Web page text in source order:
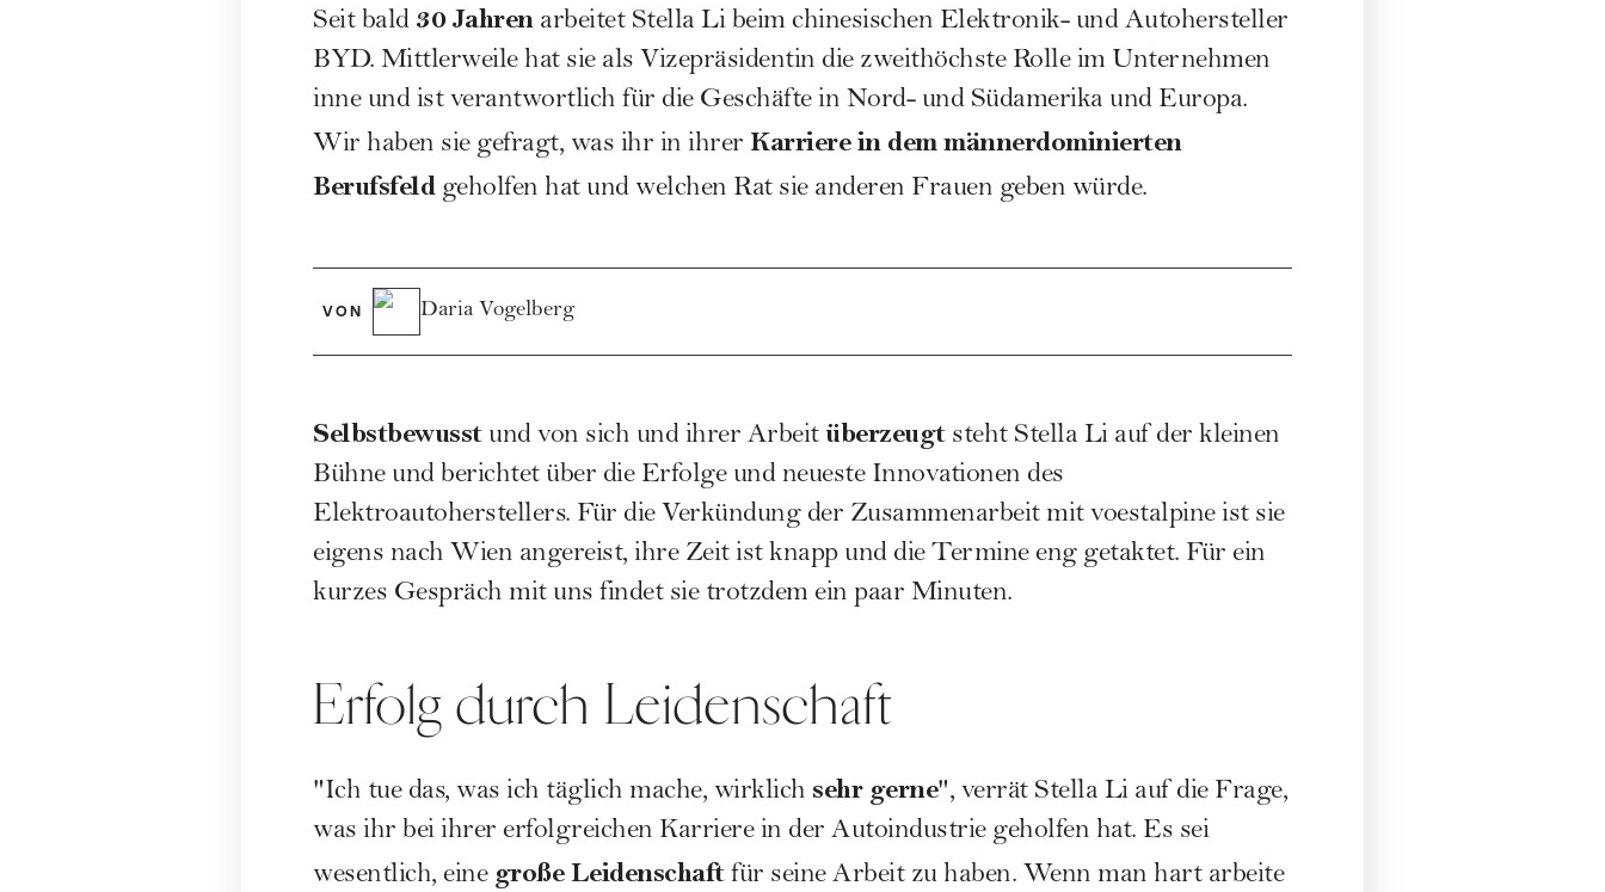
Seit bald 30 Jahrenarbeitet Stella Li beim chinesischen Elektronik- und Autohersteller
BYD. Mittlerweile hat sie als Vizepräsidentin die zweithöchste Rolle im Unternehmen
inne und ist verantwortlich für die Geschäfte in Nord- und Südamerika und Europa.
Wir haben sie gefragt, was ihr in ihrer Karriere in dem männerdominierten
Berufsfeldgeholfen hat und welchen Rat sie anderen Frauen geben würde.
VON Daria Vogelberg
Selbstbewusstund von sich und ihrer Arbeit überzeugtsteht Stella Li auf der kleinen
Bühne und berichtet über die Erfolge und neueste Innovationen des
Elektroautoherstellers. Für die Verkündung der Zusammenarbeit mit voestalpine ist sie
eigens nach Wien angereist, ihre Zeit ist knapp und die Termine eng getaktet. Für ein
kurzes Gespräch mit uns findet sie trotzdem ein paar Minuten.
Erfolg durch Leidenschaft
"Ich tue das, was ich täglich mache, wirklich sehr gerne", verrät Stella Li auf die Frage,
was ihr bei ihrer erfolgreichen Karriere in der Autoindustrie geholfen hat. Es sei
wesentlich, eine große Leidenschaftfür seine Arbeit zu haben. Wenn man hart arbeite